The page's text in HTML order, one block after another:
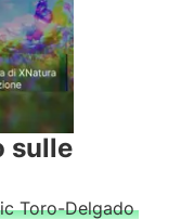
sulle
Toro-Delgado